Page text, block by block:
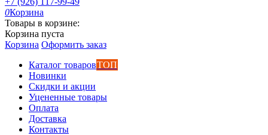
0Корзина
Товары в корзине:
Корзина пуста
Корзина Оформить заказ
Каталог товаровТОП
Новинки
Скидки и акции
Уцененные товары
Оплата
Доставка
Контакты